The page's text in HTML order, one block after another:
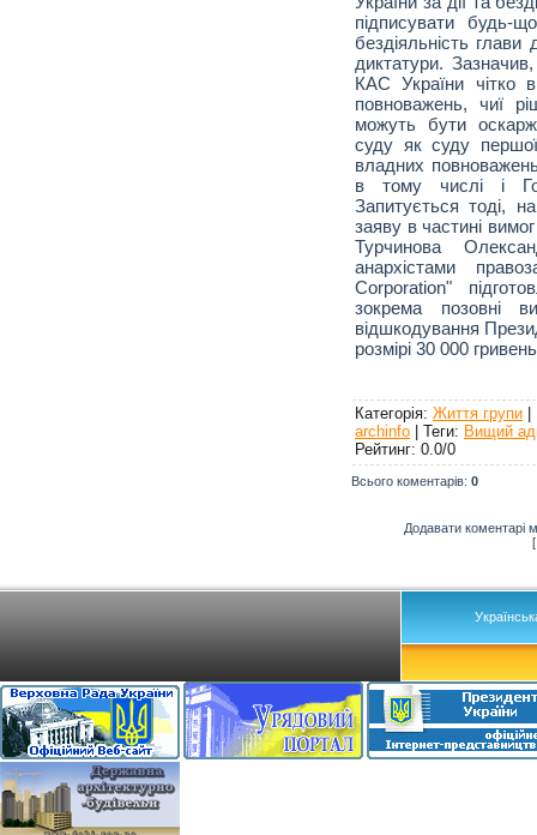
підписувати будь-
бездіяльність
диктатури.
КАС України чітко
повноважень, чиї
можуть бути
суду як суду першої
владних
в тому числі і
Запитується тоді,
заяву в частині
Турчинова
анархістами
Corporation"
зокрема позовні
відшкодування
розмірі 30 000
Категорія: Життя групи |
archinfo | Теги: Вищий
Рейтинг: 0.0/0
Всього коментарів: 0
Додавати коментарі